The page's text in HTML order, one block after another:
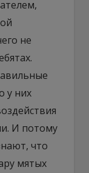
не
у них
И потому
что
мятых